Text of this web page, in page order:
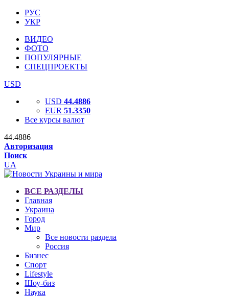
РУС
УКР
ВИДЕО
ФОТО
ПОПУЛЯРНЫЕ
СПЕЦПРОЕКТЫ
USD
USD 44.4886
EUR 51.3350
Все курсы валют
44.4886
Авторизация
Поиск
UA
ВСЕ РАЗДЕЛЫ
Главная
Украина
Город
Мир
Все новости раздела
Россия
Бизнес
Спорт
Lifestyle
Шоу-биз
Наука